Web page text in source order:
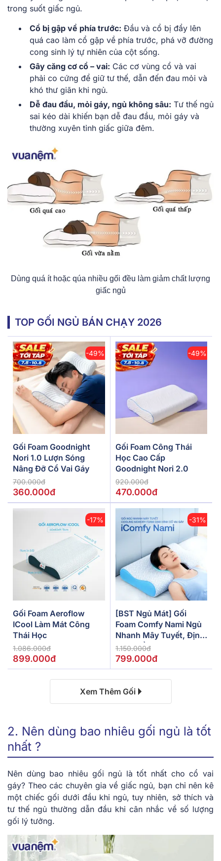
trong suốt giấc ngủ.
Cổ bị gập về phía trước: Đầu và cổ bị đẩy lên
quá cao làm cổ gập về phía trước, phá vỡ đường
cong sinh lý tự nhiên của cột sống.
Gây căng cơ cổ – vai: Các cơ vùng cổ và vai
phải co cứng để giữ tư thế, dẫn đến đau mỏi và
khó thư giãn khi ngủ.
Dễ đau đầu, mỏi gáy, ngủ không sâu: Tư thế ngủ
sai kéo dài khiến bạn dễ đau đầu, mỏi gáy và
thường xuyên tỉnh giấc giữa đêm.
Dùng quá ít hoặc qúa nhiều gối đều làm giảm chất lượng
giấc ngủ
TOP GỐI NGỦ BÁN CHẠY 2026
-49%
Gối Foam Goodnight
Nori 1.0 Lượn Sóng
Nâng Đỡ Cổ Vai Gáy
700.000đ
360.000đ
-49%
Gối Foam Công Thái
Học Cao Cấp
Goodnight Nori 2.0
920.000đ
470.000đ
-17%
Gối Foam Aeroflow
ICool Làm Mát Công
Thái Học
1.086.000đ
899.000đ
-31%
[BST Ngủ Mát] Gối
Foam Comfy Nami Ngủ
Nhanh Mây Tuyết, Định
Hình Cổ Vai Gáy
1.150.000đ
799.000đ
Xem Thêm Gối
2. Nên dùng bao nhiêu gối ngủ là tốt
nhất ?
Nên dùng bao nhiêu gối ngủ là tốt nhất cho cổ vai
gáy? Theo các chuyên gia về giấc ngủ, bạn chỉ nên kê
một chiếc gối dưới đầu khi ngủ, tuy nhiên, sở thích và
tư thế ngủ thường dẫn đầu khi cân nhắc về số lượng
gối lý tưởng.